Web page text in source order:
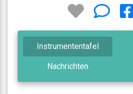
Instrumententafel
Nachrichten